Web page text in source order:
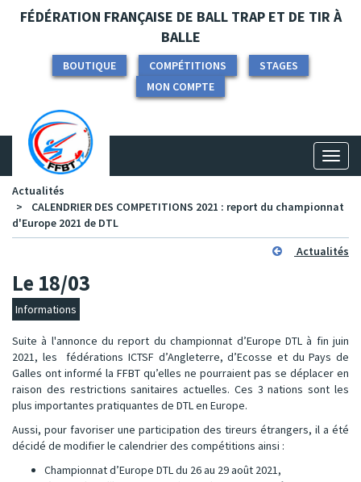
Panneau de gestion des cookies
FÉDÉRATION FRANÇAISE DE BALL TRAP ET DE TIR À
BALLE
BOUTIQUE COMPÉTITIONS
STAGES
MON COMPTE
Actualités
CALENDRIER DES COMPETITIONS 2021 : report du championnat
d'Europe 2021 de DTL
Actualités
Le 18/03
Informations
Suite à l'annonce du report du championnat d’Europe DTL à fin juin
2021, les fédérations ICTSF d’Angleterre, d’Ecosse et du Pays de
Galles ont informé la FFBT qu’elles ne pourraient pas se déplacer en
raison des restrictions sanitaires actuelles. Ces 3 nations sont les
plus importantes pratiquantes de DTL en Europe.
Aussi, pour favoriser une participation des tireurs étrangers, il a été
décidé de modifier le calendrier des compétitions ainsi :
Championnat d’Europe DTL du 26 au 29 août 2021,